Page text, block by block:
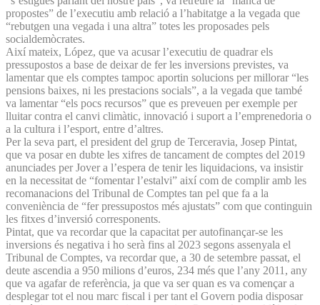
propostes” de l’executiu amb relació a l’habitatge a la vegada que
“rebutgen una vegada i una altra” totes les proposades pels
socialdemòcrates.
Així mateix, López, que va acusar l’executiu de quadrar els
pressupostos a base de deixar de fer les inversions previstes, va
lamentar que els comptes tampoc aportin solucions per millorar “les
pensions baixes, ni les prestacions socials”, a la vegada que també
va lamentar “els pocs recursos” que es preveuen per exemple per
lluitar contra el canvi climàtic, innovació i suport a l’emprenedoria o
a la cultura i l’esport, entre d’altres.
Per la seva part, el president del grup de Terceravia, Josep Pintat,
que va posar en dubte les xifres de tancament de comptes del 2019
anunciades per Jover a l’espera de tenir les liquidacions, va insistir
en la necessitat de “fomentar l’estalvi” així com de complir amb les
recomanacions del Tribunal de Comptes tan pel que fa a la
conveniència de “fer pressupostos més ajustats” com que continguin
les fitxes d’inversió corresponents.
Pintat, que va recordar que la capacitat per autofinançar-se les
inversions és negativa i ho serà fins al 2023 segons assenyala el
Tribunal de Comptes, va recordar que, a 30 de setembre passat, el
deute ascendia a 950 milions d’euros, 234 més que l’any 2011, any
que va agafar de referència, ja que va ser quan es va començar a
desplegar tot el nou marc fiscal i per tant el Govern podia disposar